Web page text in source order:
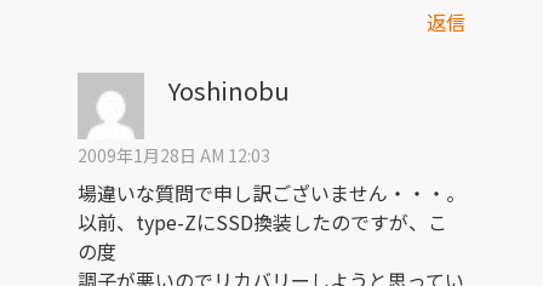
返信
Yoshinobu
2009年1月28日 AM 12:03
場違いな質問で申し訳ございません・・・。
以前、type-ZにSSD換装したのですが、こ
の度